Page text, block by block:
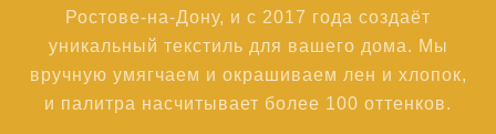
Ростове-на-Дону, и с 2017 года создаёт
уникальный текстиль для вашего дома. Мы
вручную умягчаем и окрашиваем лен и хлопок,
и палитра насчитывает более 100 оттенков.